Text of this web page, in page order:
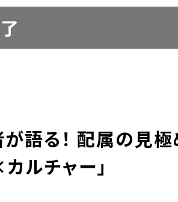
語る！ 配属の見
ルチャー」